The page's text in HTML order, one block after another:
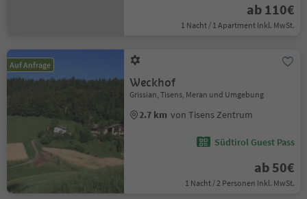
ab 110€
1 Nacht / 1 Apartment Inkl. MwSt.
Auf Anfrage
Weckhof
Grissian, Tisens, Meran und Umgebung
2.7 km von Tisens Zentrum
Südtirol Guest Pass
ab 50€
1 Nacht / 2 Personen Inkl. MwSt.